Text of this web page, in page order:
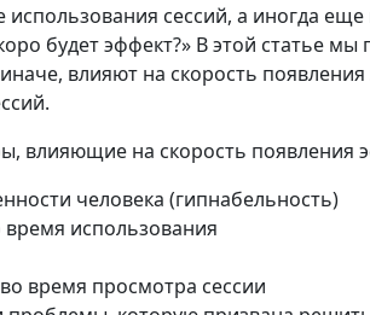
сессий, а иногда
будет эффект?» В этой статье мы
влияют на скорость
влияющие на скорость появления
человека (гипнабельность)
использования
время просмотра сессии